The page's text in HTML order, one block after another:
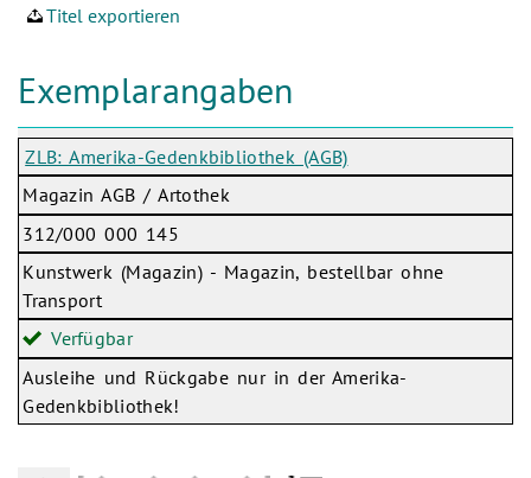
Titel exportieren
Exemplarangaben
ZLB: Amerika-Gedenkbibliothek (AGB)
Magazin AGB / Artothek
312/000 000 145
Kunstwerk (Magazin) - Magazin, bestellbar ohne
Transport
Verfügbar
Ausleihe und Rückgabe nur in der Amerika-
Gedenkbibliothek!